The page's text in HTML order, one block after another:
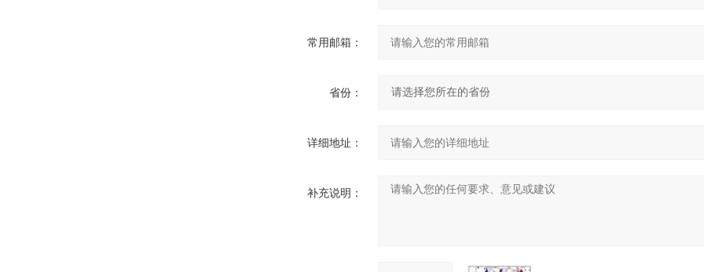
常用邮箱：
省份：
详细地址：
补充说明：